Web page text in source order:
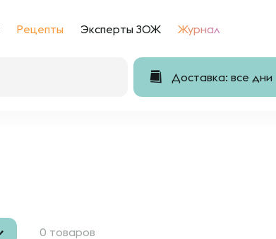
Рецепты Эксперты ЗОЖ Журнал
Доставка: все дни
0 товаров